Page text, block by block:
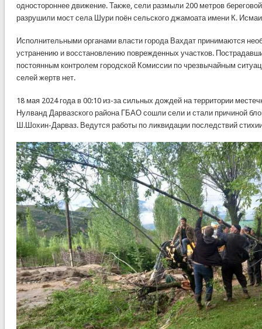
одностороннее движение. Также, сели размыли 200 метров
разрушили мост села Шури поён сельского джамоата имени К.
Исполнительными органами власти города Вахдат принимаются
устранению и восстановлению поврежденных участков.
постоянным контролем городской Комиссии по чрезвычайным
селей жертв нет.
18 мая 2024 года в 00:10 из-за сильных дождей на территории
Нулванд Дарвазского района ГБАО сошли сели и стали причиной
Ш.Шохин-Дарваз. Ведутся работы по ликвидации последствий